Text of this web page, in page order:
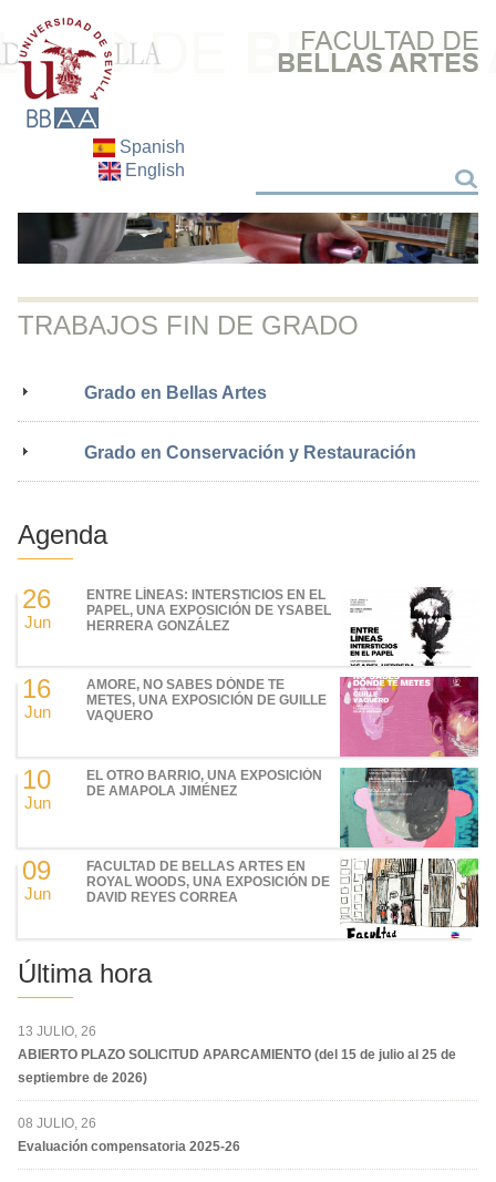
Spanish
English
Buscar
TRABAJOS FIN DE GRADO
Grado en Bellas Artes
Grado en Conservación y Restauración
Agenda
26
Jun
ENTRE LÍNEAS: INTERSTICIOS EN EL
PAPEL, UNA EXPOSICIÓN DE YSABEL
HERRERA GONZÁLEZ
16
Jun
AMORE, NO SABES DÓNDE TE
METES, UNA EXPOSICIÓN DE GUILLE
VAQUERO
10
Jun
EL OTRO BARRIO, UNA EXPOSICIÓN
DE AMAPOLA JIMÉNEZ
09
Jun
FACULTAD DE BELLAS ARTES EN
ROYAL WOODS, UNA EXPOSICIÓN DE
DAVID REYES CORREA
Última hora
13 JULIO, 26
ABIERTO PLAZO SOLICITUD APARCAMIENTO (del 15 de julio al 25 de
septiembre de 2026)
08 JULIO, 26
Evaluación compensatoria 2025-26